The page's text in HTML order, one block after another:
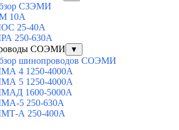
СЗЭМИ
10А
25-40А
250-630А
СОЭМИ
▼
шинопроводов СОЭМИ
4 1250-4000А
5 1250-4000А
1600-5000А
5 250-630А
А 250-400А